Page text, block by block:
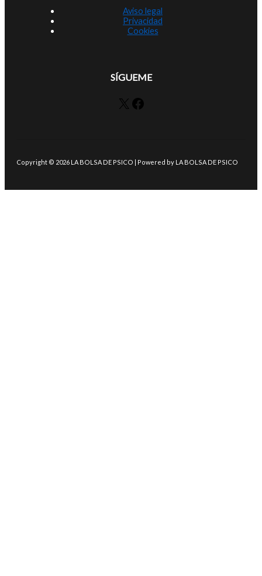
Aviso legal
Privacidad
Cookies
SÍGUEME
X Facebook
Copyright © 2026 LA BOLSA DE PSICO | Powered by LA BOLSA DE PSICO